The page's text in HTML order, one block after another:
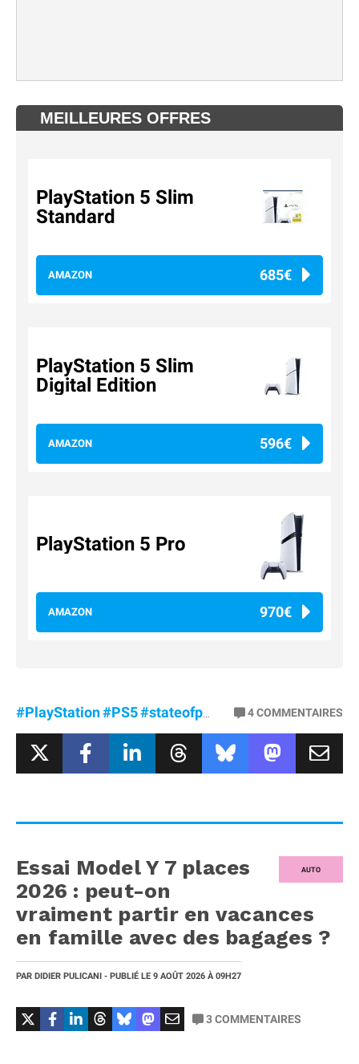
MEILLEURES OFFRES
PlayStation 5 Slim
Standard
AMAZON 685€
PlayStation 5 Slim
Digital Edition
AMAZON 596€
PlayStation 5 Pro
AMAZON 970€
#PlayStation#PS5#stateofplay 4COMMENTAIRES
AUTO
Essai Model Y 7 places
2026 : peut-on
vraiment partir en vacances
en famille avec des bagages ?
PAR DIDIER PULICANI - PUBLIÉ LE 9 AOÛT 2026 À 09H27
3COMMENTAIRES